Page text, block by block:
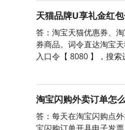
天猫品牌U享礼金红
答：淘宝天猫优惠券、
券商品。词令直达淘宝
入口令【 8080 】，搜
淘宝闪购外卖订单怎
答：每天在淘宝闪购点